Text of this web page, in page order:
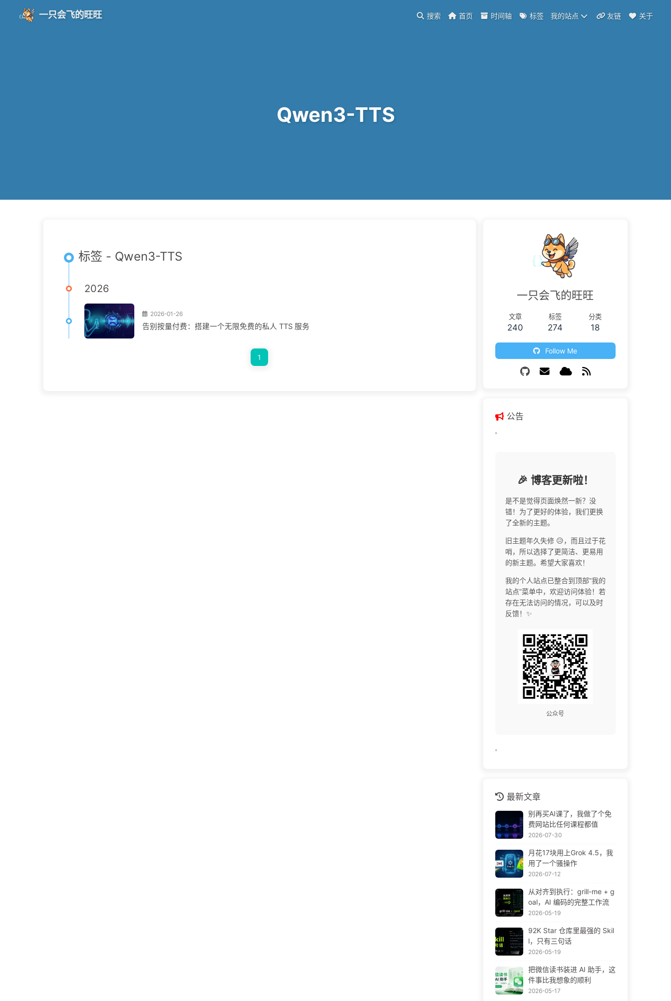
一只会飞的旺旺 搜索 首页 时间轴 标签 我的站点 友链 关于
Qwen3-TTS
标签 - Qwen3-TTS
2026
2026-01-26
告别按量付费：搭建一个无限免费的私人 TTS 服务
1
一只会飞的旺旺
文章
240
标签
274
分类
18
Follow Me
公告
'
🎉 博客更新啦！
是不是觉得页面焕然一新？没
错！为了更好的体验，我们更换
了全新的主题。
旧主题年久失修 😥，而且过于花
哨，所以选择了更简洁、更易用
的新主题。希望大家喜欢！
我的个人站点已整合到顶部"我的
站点"菜单中，欢迎访问体验！若
存在无法访问的情况，可以及时
反馈！✨
公众号
'
最新文章
别再买AI课了，我做了个免
费网站比任何课程都值
2026-07-30
月花17块用上Grok 4.5，我
用了一个骚操作
2026-07-12
从对齐到执行：grill-me + g
oal，AI 编码的完整工作流
2026-05-19
92K Star 仓库里最强的 Skil
l，只有三句话
2026-05-19
把微信读书装进 AI 助手，这
件事比我想象的顺利
2026-05-17